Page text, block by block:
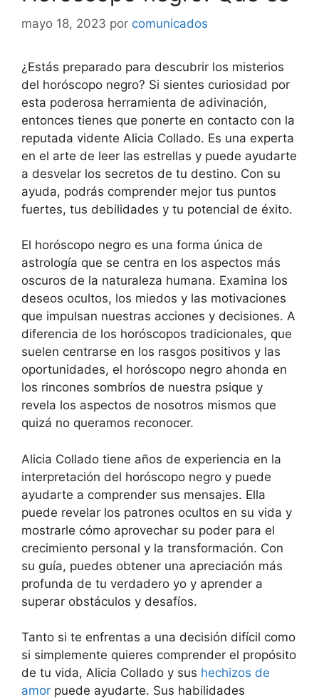
mayo 18, 2023 por comunicados
¿Estás preparado para descubrir los misterios
del horóscopo negro? Si sientes curiosidad por
esta poderosa herramienta de adivinación,
entonces tienes que ponerte en contacto con la
reputada vidente Alicia Collado. Es una experta
en el arte de leer las estrellas y puede ayudarte
a desvelar los secretos de tu destino. Con su
ayuda, podrás comprender mejor tus puntos
fuertes, tus debilidades y tu potencial de éxito.
El horóscopo negro es una forma única de
astrología que se centra en los aspectos más
oscuros de la naturaleza humana. Examina los
deseos ocultos, los miedos y las motivaciones
que impulsan nuestras acciones y decisiones. A
diferencia de los horóscopos tradicionales, que
suelen centrarse en los rasgos positivos y las
oportunidades, el horóscopo negro ahonda en
los rincones sombríos de nuestra psique y
revela los aspectos de nosotros mismos que
quizá no queramos reconocer.
Alicia Collado tiene años de experiencia en la
interpretación del horóscopo negro y puede
ayudarte a comprender sus mensajes. Ella
puede revelar los patrones ocultos en su vida y
mostrarle cómo aprovechar su poder para el
crecimiento personal y la transformación. Con
su guía, puedes obtener una apreciación más
profunda de tu verdadero yo y aprender a
superar obstáculos y desafíos.
Tanto si te enfrentas a una decisión difícil como
si simplemente quieres comprender el propósito
de tu vida, Alicia Collado y sus hechizos de
amor puede ayudarte. Sus habilidades